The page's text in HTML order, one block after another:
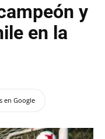
y
en la
en Google